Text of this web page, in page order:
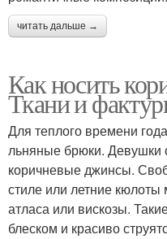
читать дальше →
Как носить
Ткани и
Для теплого времени
льняные брюки. Девушки
коричневые джинсы.
стиле или летние
атласа или вискозы.
блеском и красиво